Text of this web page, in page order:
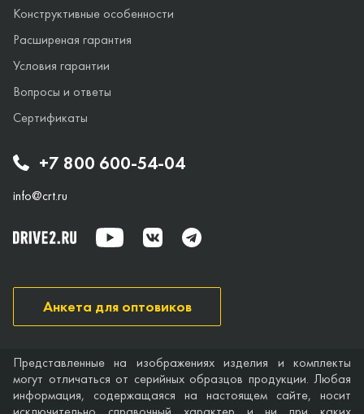
+7 800 600-54-04
info@crt.ru
Конструктивные особенности
Расширеная гарантия
Условия гарантии
Вопросы и ответы
Сертификаты
Анкета для оптовиков
Представленные на изображениях изделия и комплекты
могут отличаться от серийных образцов продукции. Любая
информация, содержащаяся на настоящем сайте, носит